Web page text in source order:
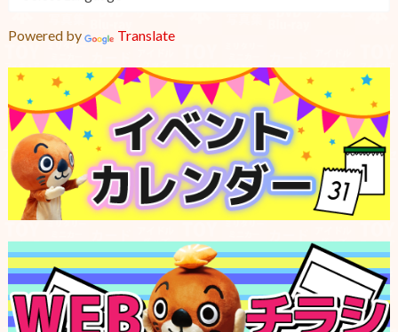
Powered by Translate